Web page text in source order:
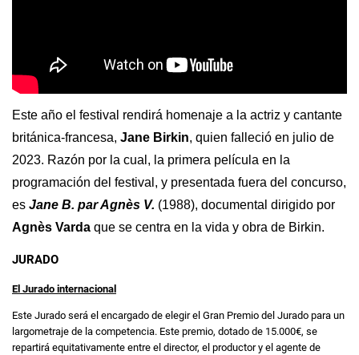
Este año el festival rendirá homenaje a la actriz y cantante
británica-francesa, Jane Birkin, quien falleció en julio de
2023. Razón por la cual, la primera película en la
programación del festival, y presentada fuera del concurso,
es Jane B. par Agnès V.
Agnès Varda que se centra en la vida y obra de Birkin.
JURADO
El Jurado internacional
Este Jurado será el encargado de elegir el Gran Premio del Jurado para un
largometraje de la competencia. Este premio, dotado de 15.000€, se
repartirá equitativamente entre el director, el productor y el agente de